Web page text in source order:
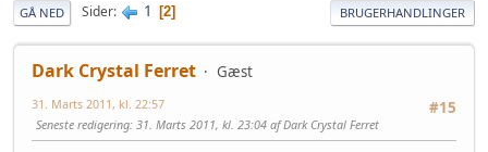
GÅ NED Sider 1 2 BRUGERHANDLINGER
Dark Crystal Ferret
Gæst
#15
31. Marts 2011, kl. 22:57
Seneste redigering: 31. Marts 2011, kl. 23:04 af Dark Crystal Ferret